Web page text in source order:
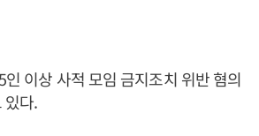
이상 사적 모임 금지조치 위반 혐의
있다.